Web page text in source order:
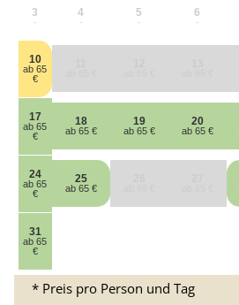
3
-
4
-
5
-
6
-
10
ab 65
€
17
ab 65
€
18
ab 65 €
19
ab 65 €
20
ab 65 €
24
ab 65
€
25
ab 65 €
31
ab 65
€
* Preis pro Person und Tag